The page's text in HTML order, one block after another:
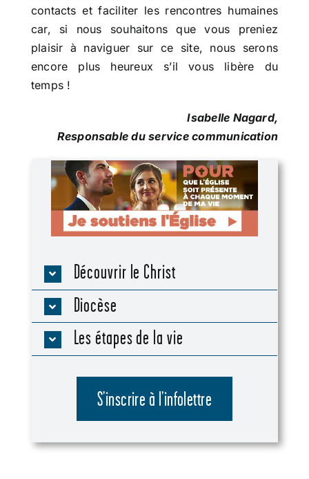
contacts et faciliter les rencontres humaines
car, si nous souhaitons que vous preniez
plaisir à naviguer sur ce site, nous serons
encore plus heureux s’il vous libère du
temps !
Isabelle Nagard,
Responsable du service communication
Découvrir le Christ
Diocèse
Les étapes de la vie
S’inscrire à l’infolettre